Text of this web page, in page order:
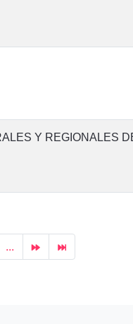
Y REGIONALES
...